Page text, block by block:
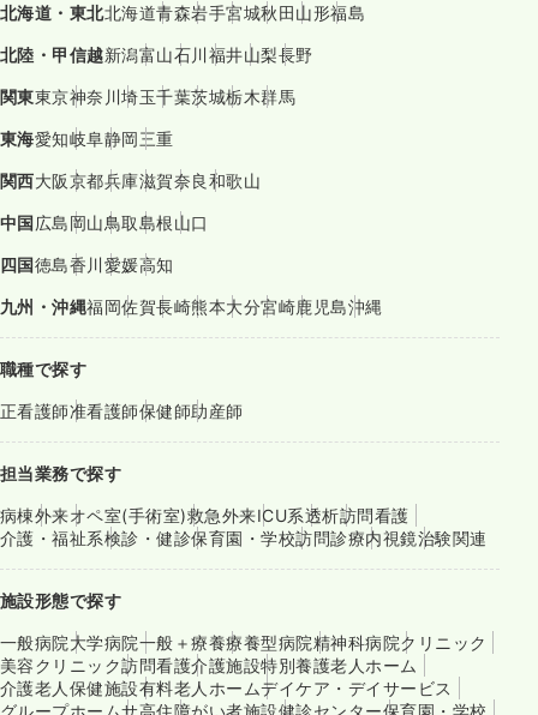
北海道・東北北海道青森岩手宮城秋田山形福島
北陸・甲信越新潟富山石川福井山梨長野
関東東京神奈川埼玉千葉茨城栃木群馬
東海愛知岐阜静岡三重
関西大阪京都兵庫滋賀奈良和歌山
中国広島岡山鳥取島根山口
四国徳島香川愛媛高知
九州・沖縄福岡佐賀長崎熊本大分宮崎鹿児島沖縄
職種で探す
正看護師准看護師保健師助産師
担当業務で探す
病棟外来オペ室(手術室)救急外来ICU系透析訪問看護
介護・福祉系検診・健診保育園・学校訪問診療内視鏡治験関連
施設形態で探す
一般病院大学病院一般＋療養療養型病院精神科病院クリニック
美容クリニック訪問看護介護施設特別養護老人ホーム
介護老人保健施設有料老人ホームデイケア・デイサービス
グループホームサ高住障がい者施設健診センター保育園・学校